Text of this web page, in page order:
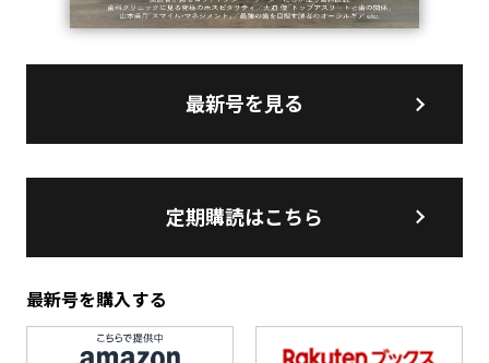
最新号を見る
定期購読はこちら
最新号を購入する